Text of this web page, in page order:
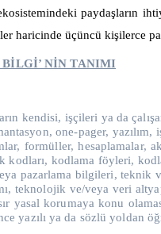
kosistemindeki paydaşların
haricinde üçüncü kişilerce
NİN TANIMI
kendisi, işçileri ya da
one-pager,
formüller, hesaplamalar,
kodları, kodlama föyleri,
pazarlama bilgileri, teknik
teknolojik ve/veya veri
yasal korumaya konu
yazılı ya da sözlü yoldan